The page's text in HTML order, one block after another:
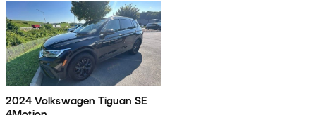
2024 Volkswagen Tiguan SE